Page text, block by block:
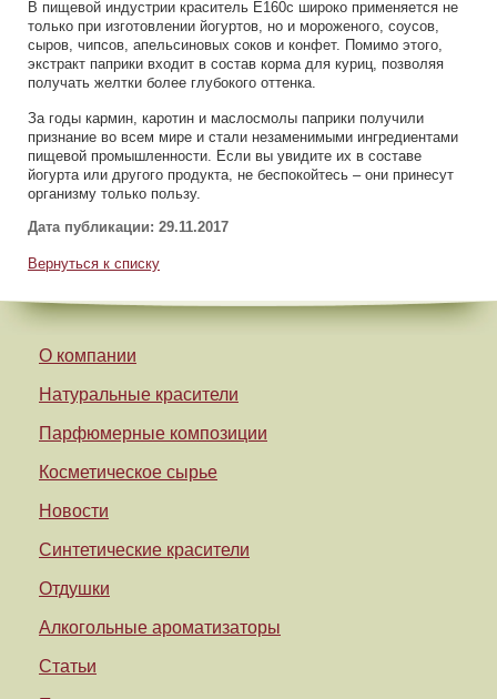
В пищевой индустрии краситель Е160с широко применяется не
только при изготовлении йогуртов, но и мороженого, соусов,
сыров, чипсов, апельсиновых соков и конфет. Помимо этого,
экстракт паприки входит в состав корма для куриц, позволяя
получать желтки более глубокого оттенка.
За годы кармин, каротин и маслосмолы паприки получили
признание во всем мире и стали незаменимыми ингредиентами
пищевой промышленности. Если вы увидите их в составе
йогурта или другого продукта, не беспокойтесь – они принесут
организму только пользу.
Дата публикации: 29.11.2017
Вернуться к списку
О компании
Натуральные красители
Парфюмерные композиции
Косметическое сырье
Новости
Синтетические красители
Отдушки
Алкогольные ароматизаторы
Статьи